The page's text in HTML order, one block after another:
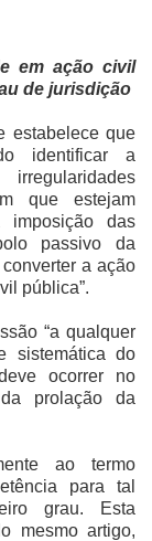
em ação civil
de jurisdição
estabelece que
identificar a
que estejam
imposição das
passivo da
a ação
pública”.
“a qualquer
sistemática do
ocorrer no
prolação da
ao termo
para tal
grau. Esta
mesmo artigo,